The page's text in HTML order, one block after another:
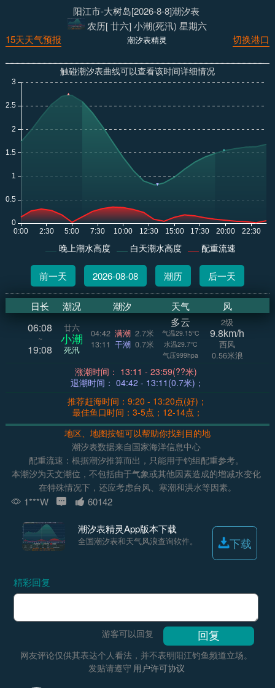
阳江市-大树岛[2026-8-8]潮汐表
农历[ 廿六] 小潮(死汛) 星期六
切换港口
潮汐表精灵
15天天气预报
触碰潮汐表曲线可以查看该时间详细情况
晚上潮水高度 白天潮水高度 配重流速
前一天 2026-08-08 潮历 后一天
日长 潮况 潮汐 天气 风
06:08
~
19:08
廿六
小潮
死汛
04:42 满潮 2.7米
13:11 干潮 0.7米
多云
气温29.15°C
水温29.7°C
气压999hpa
2级
9.8km/h
西风
0.56米浪
涨潮时间： 13:11 - 23:59(??米)
退潮时间： 04:42 - 13:11(0.7米)；
推荐赶海时间：9:20 - 13:20点(好)；
最佳鱼口时间：3-5点；12-14点；
地区、地图按钮可以帮助你找到目的地
潮汐表数据来自国家海洋信息中心
配重流速：根据潮汐推算而出，只能用于钓组配重参考。
本潮汐为天文潮位，不包括由于气象或其他因素造成的增减水变化
在特殊情况下，还应考虑台风、寒潮和洪水等因素。
1***W 60142
潮汐表精灵App版本下载
全国潮汐表和天气风浪查询软件。 下载
精彩回复
游客可以回复
网友评论仅供其表达个人看法，并不表明阳江钓鱼频道立场。
发贴请遵守 用户许可协议